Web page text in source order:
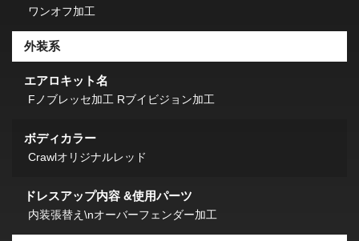
ワンオフ加工
外装系
エアロキット名
Fノブレッセ加工 Rブイビジョン加工
ボディカラー
Crawlオリジナルレッド
ドレスアップ内容 &使用パーツ
内装張替え\nオーバーフェンダー加工